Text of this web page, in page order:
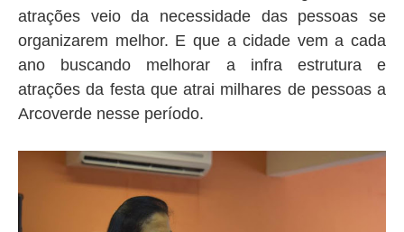
atrações veio da necessidade das pessoas se
organizarem melhor. E que a cidade vem a cada
ano buscando melhorar a infra estrutura e
atrações da festa que atrai milhares de pessoas a
Arcoverde nesse período.